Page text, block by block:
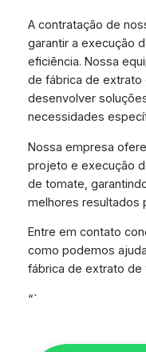
A contratação de
garantir a execução
eficiência. Nossa
de fábrica de
desenvolver
necessidades
Nossa empresa
projeto e execução
de tomate,
melhores resultados
Entre em contato
como podemos
fábrica de extrato de
“`